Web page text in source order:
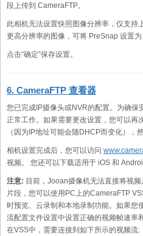
段上传到 CameraFTP。
此相机无法设置快照图像分辨率，仅支
更高分辨率的图像，可将 PreSnap 设置为
点击“确定”保存设置。
6. CameraFTP 查看器
您已完成IP摄像头或NVR的配置。为确保
正常工作。如果需要更改设置，您可以再
（因为IP地址可能会随DHCP而变化），
相机设置完成后，您可以访问
视频。 您还可以下载适用于 iOS 和
注意: 目前，Jooan摄像机无法直接将视
片段，您可以使用PC上的CameraFTP
时预览、云录制和本地录制功能。如果您
流配置文件设置中设置正确的视频帧速率
在VSS中，需要连接到如下所示的视频流: